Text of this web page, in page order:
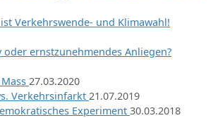
Verkehrswende- und Klimawahl!
oder ernstzunehmendes Anliegen?
27.03.2020
Verkehrsinfarkt 21.07.2019
Experiment 30.03.2018